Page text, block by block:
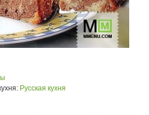
Русская кухня